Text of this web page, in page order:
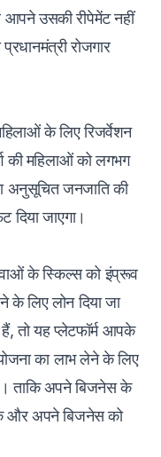
उसकी रीपेमेंट नहीं
रोजगार
के लिए रिजर्वेशन
की महिलाओं को लगभग
अनुसूचित जनजाति की
दिया जाएगा।
के स्किल्स को इंप्रूव
लिए लोन दिया जा
तो यह प्लेटफॉर्म आपके
का लाभ लेने के लिए
ताकि अपने बिजनेस के
और अपने बिजनेस को